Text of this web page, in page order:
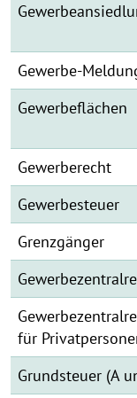
Gewerbe-
Gewerbeflächen
Gewerberecht
Gewerbesteuer
Grenzgänger
für
Grundsteuer (A